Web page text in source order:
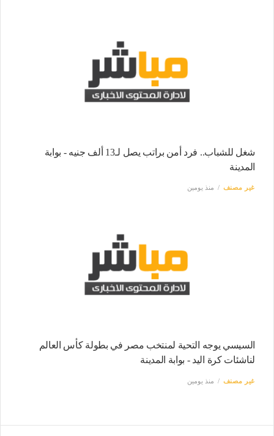
شغل للشباب.. فرد أمن براتب يصل لـ13 ألف جنيه - بوابة
المدينة
غير مصنف منذ يومين
السيسي يوجه التحية لمنتخب مصر في بطولة كأس العالم
لناشئات كرة اليد - بوابة المدينة
غير مصنف منذ يومين